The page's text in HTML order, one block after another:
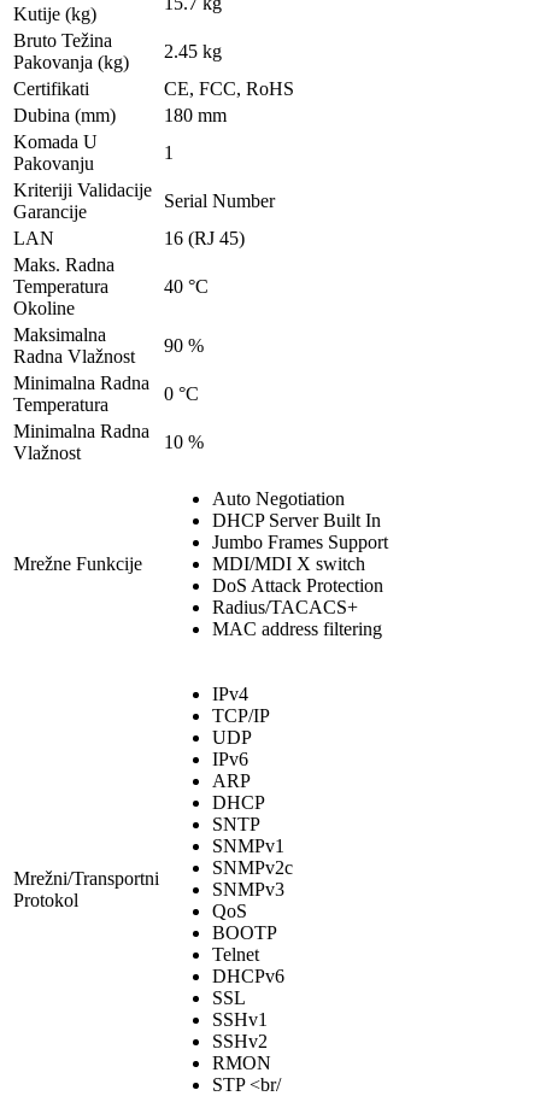
Kutije (kg)
Bruto Težina
Pakovanja (kg)
2.45 kg
Certifikati
CE, FCC, RoHS
Dubina (mm)
180 mm
Komada U
Pakovanju
1
Kriteriji Validacije
Garancije
Serial Number
LAN
16 (RJ 45)
Maks. Radna
Temperatura
Okoline
40 °C
Maksimalna
Radna Vlažnost
90 %
Minimalna Radna
Temperatura
0 °C
Minimalna Radna
Vlažnost
10 %
Mrežne Funkcije
Auto Negotiation
DHCP Server Built In
Jumbo Frames Support
MDI/MDI X switch
DoS Attack Protection
Radius/TACACS+
MAC address filtering
Mrežni/Transportni
Protokol
IPv4
TCP/IP
UDP
IPv6
ARP
DHCP
SNTP
SNMPv1
SNMPv2c
SNMPv3
QoS
BOOTP
Telnet
DHCPv6
SSL
SSHv1
SSHv2
RMON
STP <br/